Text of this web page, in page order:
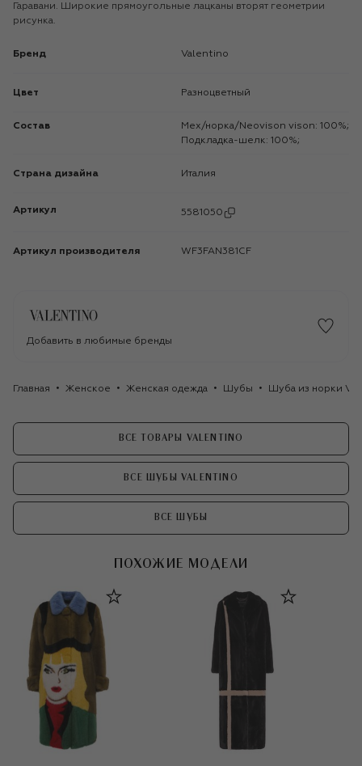
Гаравани. Широкие прямоугольные лацканы вторят геометрии
рисунка.
Бренд Valentino
Цвет Разноцветный
Состав
Мех/норка/Neovison vison: 100%;
Подкладка-шелк: 100%;
Страна дизайна Италия
Артикул 5581050
Артикул производителя WF3FAN381CF
Добавить в любимые бренды
Главная Женское Женская одежда Шубы Шуба из норки
ВСЕ ТОВАРЫ VALENTINO
ВСЕ ШУБЫ VALENTINO
ВСЕ ШУБЫ
ПОХОЖИЕ МОДЕЛИ